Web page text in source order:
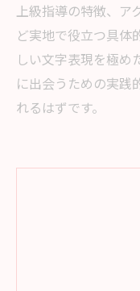
上級指導の特徴、ア
ど実地で役立つ具体
しい文字表現を極め
に出会うための実践
れるはずです。